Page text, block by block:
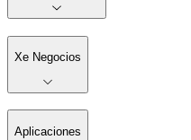
Xe Negocios
Aplicaciones